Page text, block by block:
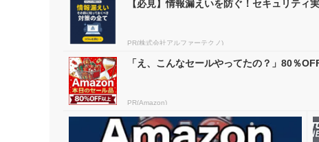
【必見】情報漏えいを防ぐ！セキュリティ
PR(株式会社アルファーテクノ)
「え、こんなセールやってたの？」80％
PR(Amazon)